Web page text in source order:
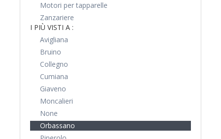
Motori per tapparelle
Zanzariere
I PIÙ VISTI A :
Avigliana
Bruino
Collegno
Cumiana
Giaveno
Moncalieri
None
Orbassano